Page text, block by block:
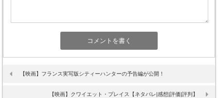
【映画】フランス実写版シティーハンターの予告編が公開！
【映画】クワイエット・プレイス【ネタバレ|感想|評価|評判】